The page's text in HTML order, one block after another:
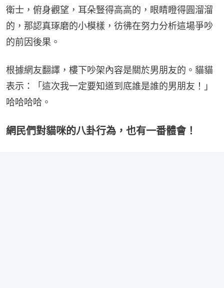
衛士，俯身觀望，耳朵豎得高高的，眼睛瞪得圓溜溜
的，那認真琢磨的小模樣，彷彿在努力分析這場爭吵
的前因後果。
根據網友翻譯，樓下吵架內容是關於男朋友的。貓貓
表示：「這次我一定要知道到底誰是誰的男朋友！」
哈哈哈哈。
網民們對貓咪的八卦行為，也有一番體會！